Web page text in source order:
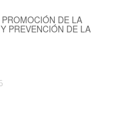
DE LA
PREVENCIÓN DE LA